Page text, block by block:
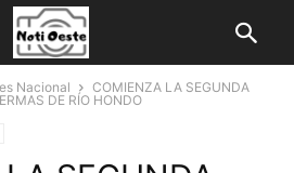
Nacional
COMIENZA LA SEGUNDA
DE RÍO HONDO